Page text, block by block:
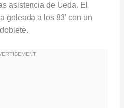
asistencia de Ueda. El
goleada a los 83’ con un